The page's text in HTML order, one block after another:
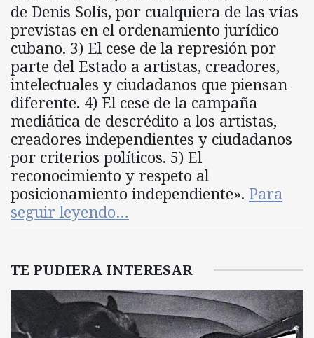
de Denis Solís, por cualquiera de las vías
previstas en el ordenamiento jurídico
cubano. 3) El cese de la represión por
parte del Estado a artistas, creadores,
intelectuales y ciudadanos que piensan
diferente. 4) El cese de la campaña
mediática de descrédito a los artistas,
creadores independientes y ciudadanos
por criterios políticos. 5) El
reconocimiento y respeto al
posicionamiento independiente». Para
seguir leyendo…
TE PUDIERA INTERESAR